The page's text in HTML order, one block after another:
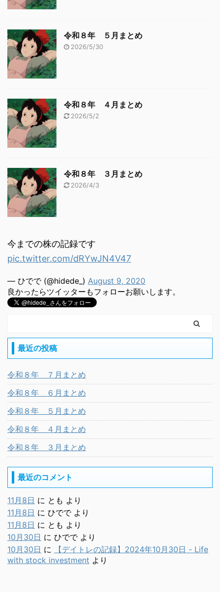
令和８年 ５月まとめ
2026/5/30
令和８年 ４月まとめ
2026/5/2
令和８年 ３月まとめ
2026/4/3
今までの株の記録です
pic.twitter.com/dRYwJN4V47
— ひでで (@hidede_) August 9, 2020
良かったらツイッターもフォローお願いします。
最近の投稿
令和８年 ７月まとめ
令和８年 ６月まとめ
令和８年 ５月まとめ
令和８年 ４月まとめ
令和８年 ３月まとめ
最近のコメント
11月8日 に とも より
11月8日 に ひででより
11月8日 に とも より
10月30日 に ひででより
10月30日 に
【デイトレの記録】2024年10月30日 - Life
with stock investment より